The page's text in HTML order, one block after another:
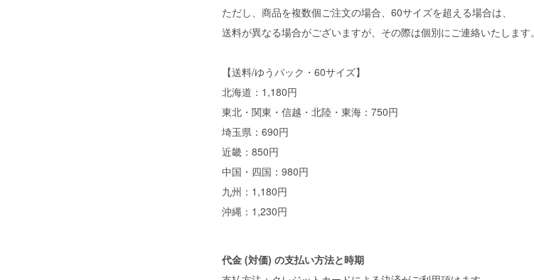
ただし、商品を複数個ご注文の場合、60サイズを超える場合は、
送料が異なる場合がございますが、その際は個別にご連絡いたします。
【送料/ゆうパック・60サイズ】
北海道：1,180円
東北・関東・信越・北陸・東海：750円
埼玉県：690円
近畿：850円
中国・四国：980円
九州：1,180円
沖縄：1,230円
代金 (対価) の支払い方法と時期